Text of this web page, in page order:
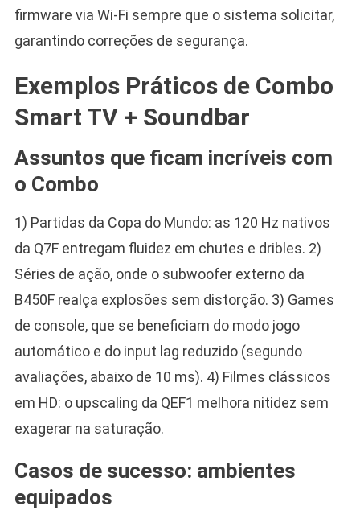
firmware via Wi-Fi sempre que o sistema solicitar,
garantindo correções de segurança.
Exemplos Práticos de Combo
Smart TV + Soundbar
Assuntos que ficam incríveis com
o Combo
1) Partidas da Copa do Mundo: as 120 Hz nativos
da Q7F entregam fluidez em chutes e dribles. 2)
Séries de ação, onde o subwoofer externo da
B450F realça explosões sem distorção. 3) Games
de console, que se beneficiam do modo jogo
automático e do input lag reduzido (segundo
avaliações, abaixo de 10 ms). 4) Filmes clássicos
em HD: o upscaling da QEF1 melhora nitidez sem
exagerar na saturação.
Casos de sucesso: ambientes
equipados